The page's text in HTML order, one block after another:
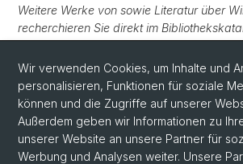
Weitere Werke von sowie Literatur über
recherchieren Sie direkt im
Basel.
Normdaten
GND: 108971789X
Wir verwenden Cookies, um Inhalte und
personalisieren, Funktionen für soziale
können und die Zugriffe auf unserer
Außerdem geben wir Informationen zu
unserer Website an unsere Partner für
Werbung und Analysen weiter. Unsere